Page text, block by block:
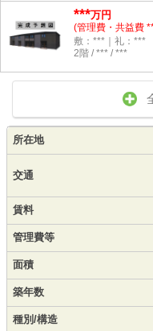
***万円
(管理費・共益費
敷：***｜礼：***
2階 / *** / ***
所在地
交通
賃料
管理費等
面積
築年数
種別/構造